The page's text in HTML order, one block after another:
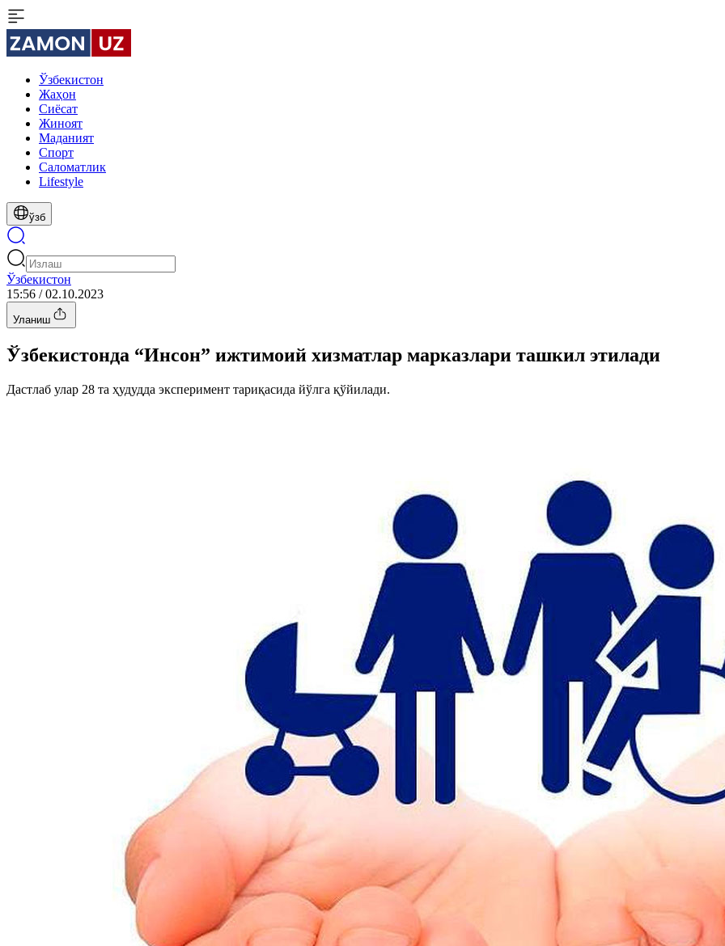
Ўзбекистон
Жаҳон
Сиёсат
Жиноят
Маданият
Спорт
Cаломатлик
Lifestyle
ўзб
Ўзбекистон
15:56 / 02.10.2023
Уланиш
Ўзбекистонда “Инсон” ижтимоий хизматлар марказлари ташкил этилади
Дастлаб улар 28 та ҳудудда эксперимент тариқасида йўлга қўйилади.